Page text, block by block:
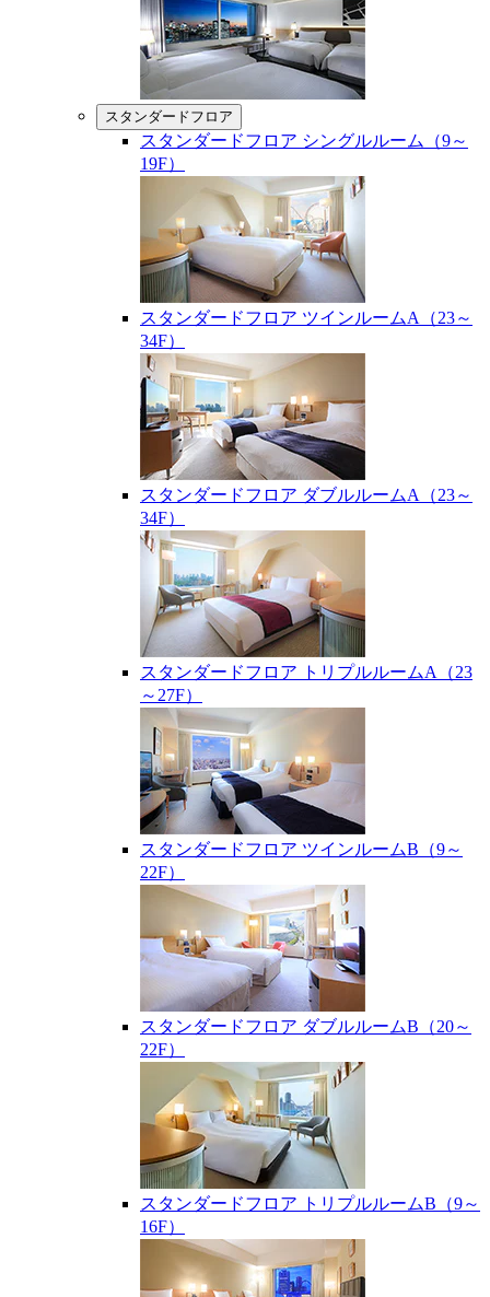
スタンダードフロア
スタンダードフロア シングルルーム（9～
19F）
スタンダードフロア ツインルームA（23～
34F）
スタンダードフロア ダブルルームA（23～
34F）
スタンダードフロア トリプルルームA（23
～27F）
スタンダードフロア ツインルームB（9～
22F）
スタンダードフロア ダブルルームB（20～
22F）
スタンダードフロア トリプルルームB（9～
16F）